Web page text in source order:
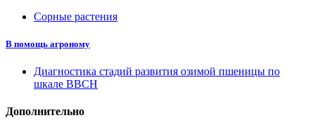
Сорные растения
В помощь агроному
Диагностика стадий развития озимой пшеницы по
шкале ВВСН
Дополнительно